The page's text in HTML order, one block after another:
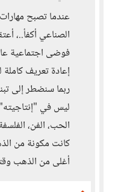
الصناعي أكفأ..،
فوضى اجتماعية
إعادة تعريف
ربما سنضطر إلى
ليس في
الحب، الفن،
كانت مكونة من
أغلى من الذهب